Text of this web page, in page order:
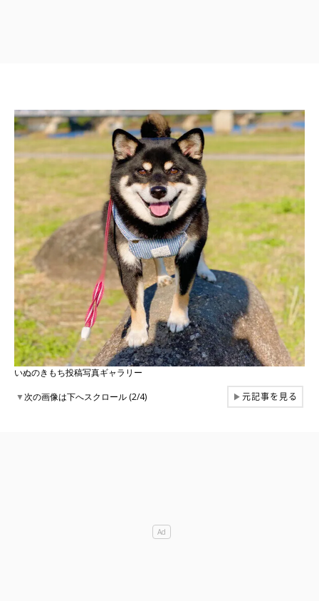
いぬのきもち投稿写真ギャラリー
▼次の画像は下へスクロール (2/4) ▶元記事を見る